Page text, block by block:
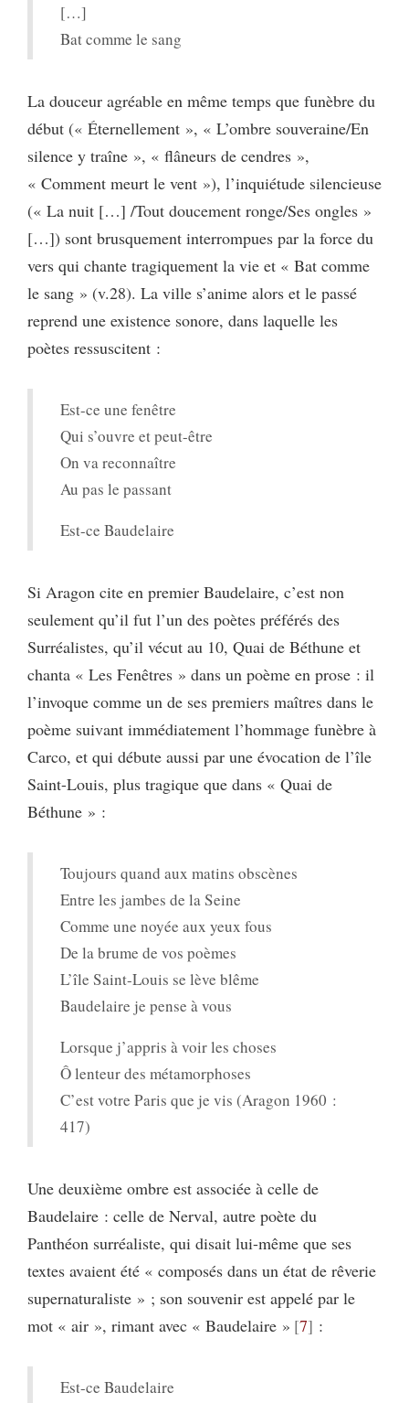
[…]
Bat comme le sang
La douceur agréable en même temps que funèbre du
début (« Éternellement », « L’ombre souveraine/En
silence y traîne », « flâneurs de cendres »,
« Comment meurt le vent »), l’inquiétude silencieuse
(« La nuit […] /Tout doucement ronge/Ses ongles »
[…]) sont brusquement interrompues par la force du
vers qui chante tragiquement la vie et « Bat comme
le sang » (v.28). La ville s’anime alors et le passé
reprend une existence sonore, dans laquelle les
poètes ressuscitent :
Est-ce une fenêtre
Qui s’ouvre et peut-être
On va reconnaître
Au pas le passant
Est-ce Baudelaire
Si Aragon cite en premier Baudelaire, c’est non
seulement qu’il fut l’un des poètes préférés des
Surréalistes, qu’il vécut au 10, Quai de Béthune et
chanta « Les Fenêtres » dans un poème en prose : il
l’invoque comme un de ses premiers maîtres dans le
poème suivant immédiatement l’hommage funèbre à
Carco, et qui débute aussi par une évocation de l’île
Saint-Louis, plus tragique que dans « Quai de
Béthune » :
Toujours quand aux matins obscènes
Entre les jambes de la Seine
Comme une noyée aux yeux fous
De la brume de vos poèmes
L’île Saint-Louis se lève blême
Baudelaire je pense à vous
Lorsque j’appris à voir les choses
Ô lenteur des métamorphoses
C’est votre Paris que je vis (Aragon 1960 :
417)
Une deuxième ombre est associée à celle de
Baudelaire : celle de Nerval, autre poète du
Panthéon surréaliste, qui disait lui-même que ses
textes avaient été « composés dans un état de rêverie
supernaturaliste » ; son souvenir est appelé par le
mot « air », rimant avec « Baudelaire » 7 :
Est-ce Baudelaire